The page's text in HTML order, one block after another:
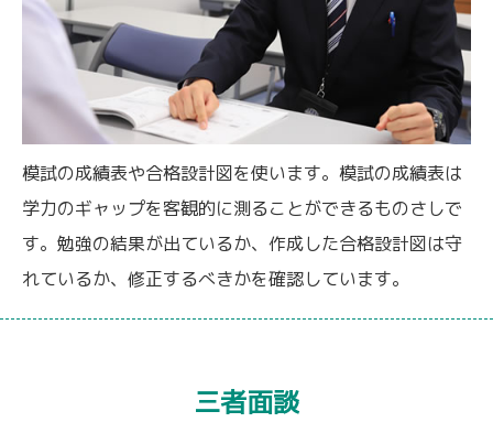
模試の成績表や合格設計図を使います。模試の成績表は
学力のギャップを客観的に測ることができるものさしで
す。勉強の結果が出ているか、作成した合格設計図は守
れているか、修正するべきかを確認しています。
三者面談